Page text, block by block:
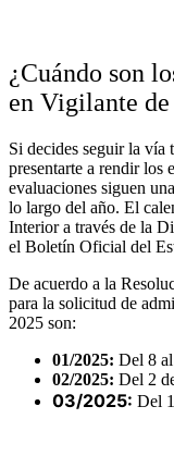
¿Cuándo son
en Vigilante de
Si decides seguir la vía
presentarte a rendir los
evaluaciones siguen
lo largo del año. El
Interior a través de la
el Boletín Oficial del
De acuerdo a la
para la solicitud de
2025 son:
01/2025: Del 8
02/2025: Del 2
03/2025: Del